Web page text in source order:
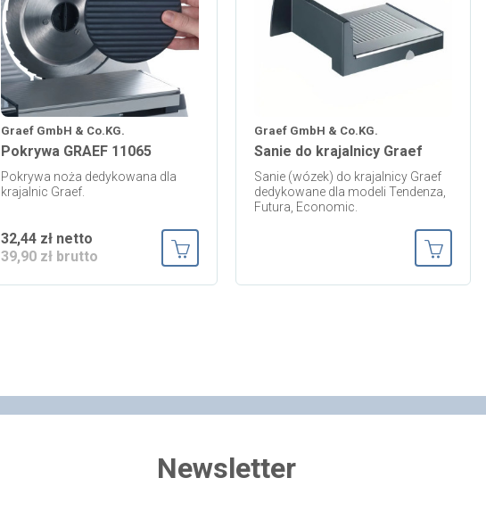
Graef GmbH & Co.KG.
Pokrywa GRAEF 11065
Pokrywa noża dedykowana dla
krajalnic Graef.
32,44 zł netto
39,90 zł brutto
Graef GmbH & Co.KG.
Sanie do krajalnicy Graef
Sanie (wózek) do krajalnicy Graef
dedykowane dla modeli Tendenza,
Futura, Economic.
Newsletter